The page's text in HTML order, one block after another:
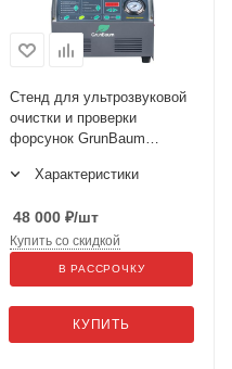
Стенд для ультрозвуковой
очистки и проверки
форсунок GrunBaum
Характеристики
48 000 ₽/шт
КУПИТЬ
Купить со скидкой
В РАССРОЧКУ